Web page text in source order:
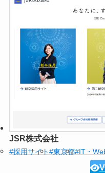
JSR株式会社
#採用サイト#東京都#IT・